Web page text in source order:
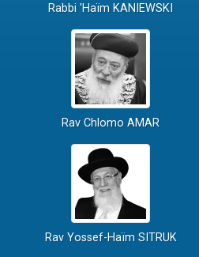
Rabbi 'Haïm KANIEWSKI
Rav Chlomo AMAR
Rav Yossef-Haïm SITRUK